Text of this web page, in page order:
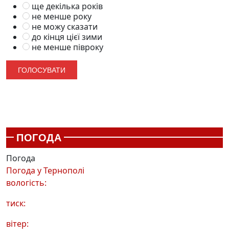
ще декілька років
не менше року
не можу сказати
до кінця цієї зими
не менше півроку
ПОГОДА
Погода
Погода уТернополі
вологість:
тиск:
вітер: